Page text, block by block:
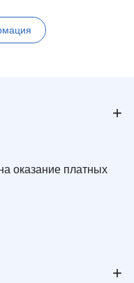
+
оказание платных
+